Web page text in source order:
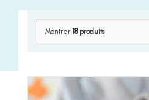
Montrer 18 produits